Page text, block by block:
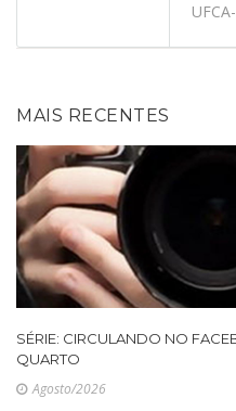
MAIS RECENTES
SÉRIE: CIRCULANDO NO
QUARTO
Agosto/2026